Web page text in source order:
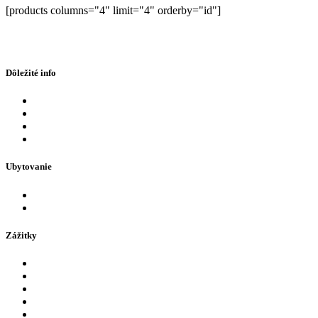
[products columns="4" limit="4" orderby="id"]
Dôležité info
Ubytovanie
Zážitky